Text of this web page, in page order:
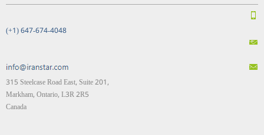
(+1) 647-674-4048
315 Steelcase Road East, Suite 201,
Markham, Ontario, L3R 2R5
Canada